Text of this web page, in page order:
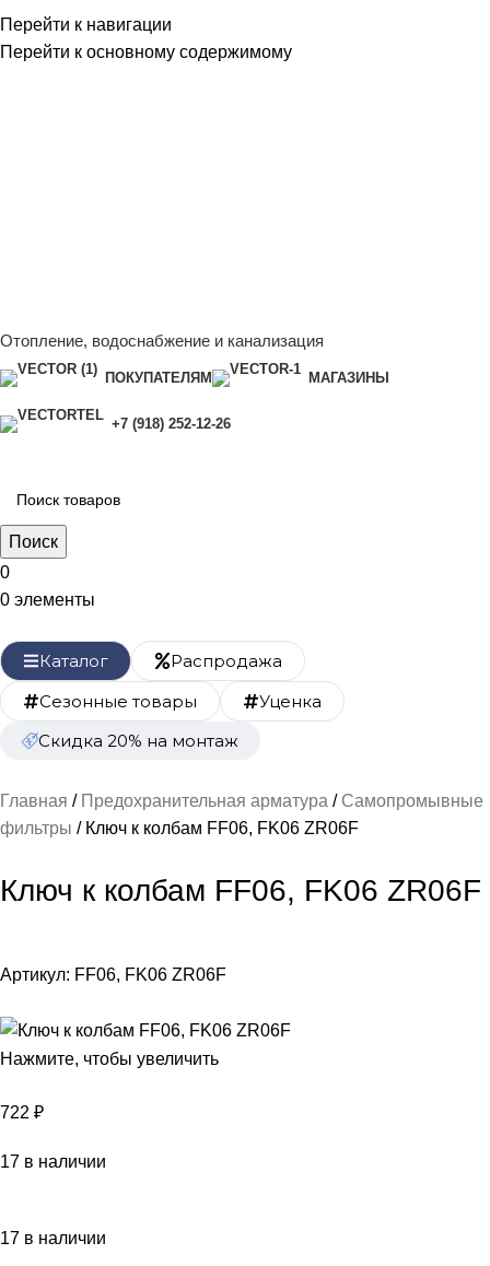
Перейти к навигации
Перейти к основному содержимому
Отопление, водоснабжение и канализация
ПОКУПАТЕЛЯМ МАГАЗИНЫ
+7 (918) 252-12-26
Поиск
0
0 элементы
Каталог
Распродажа
Сезонные товары
Уценка
Скидка 20% на монтаж
Главная Предохранительная арматура
Самопромывные
фильтры
Ключ к колбам FF06, FK06 ZR06F
Ключ к колбам FF06, FK06 ZR06F
Артикул: FF06, FK06 ZR06F
Нажмите, чтобы увеличить
722 ₽
17 в наличии
17 в наличии